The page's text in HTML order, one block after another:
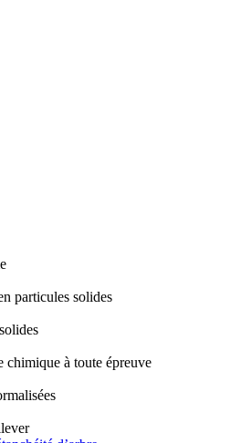
particules solides
chimique à toute épreuve